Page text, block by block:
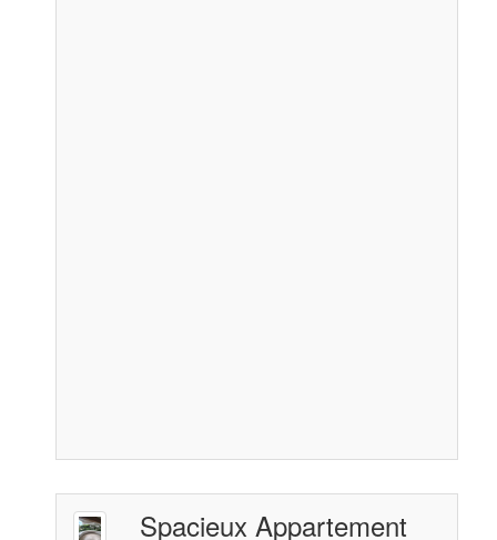
Spacieux Appartement